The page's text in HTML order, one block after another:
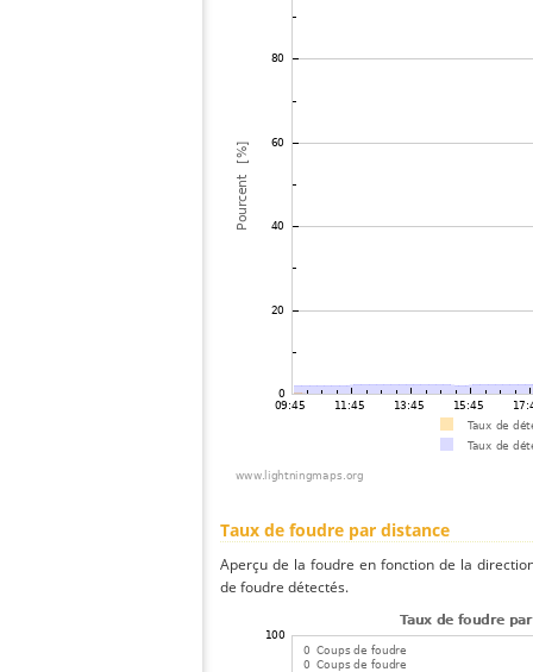
Taux de foudre par distance
Aperçu de la foudre en fonction de la
de foudre détectés.